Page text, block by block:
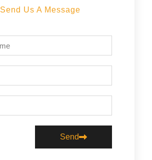
Send Us A Message
Send